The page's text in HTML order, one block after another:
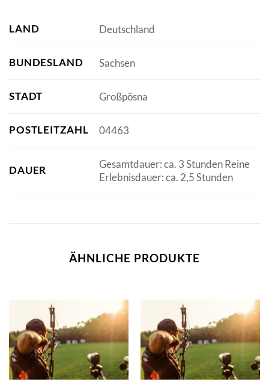
LAND Deutschland
BUNDESLAND Sachsen
STADT Großpösna
POSTLEITZAHL 04463
DAUER
Gesamtdauer: ca. 3 Stunden Reine
Erlebnisdauer: ca. 2,5 Stunden
ÄHNLICHE PRODUKTE